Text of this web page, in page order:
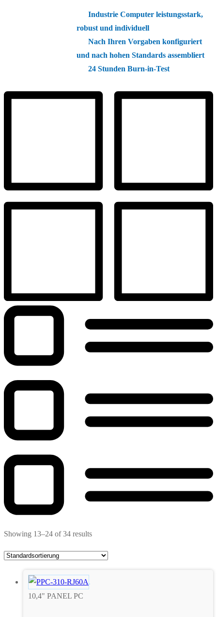
Industrie Computer leistungsstark,
robust und individuell
Nach Ihren Vorgaben konfiguriert
und nach hohen Standards assembliert
24 Stunden Burn-in-Test
Showing 13–24 of 34 results
10,4" PANEL PC